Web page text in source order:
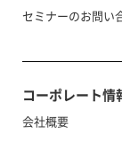
セミナーのお問い
コーポレート情
会社概要